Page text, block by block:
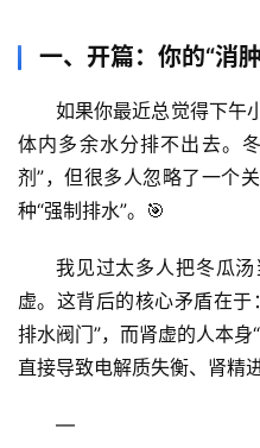
一、开篇：你的“消
如果你最近总觉得下午
体内多余水分排不出去。
剂”，但很多人忽略了一个
种“强制排水”。🎯
我见过太多人把冬瓜
虚。这背后的核心矛盾在
排水阀门”，而肾虚的人本
直接导致电解质失衡、肾精
—